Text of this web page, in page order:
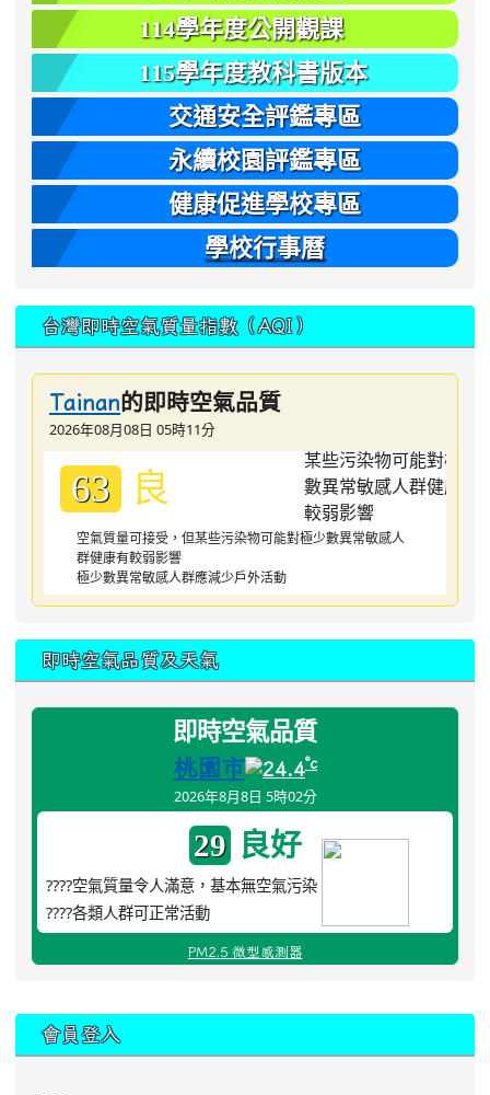
114學年度公開觀課
115學年度教科書版本
交通安全評鑑專區
永續校園評鑑專區
健康促進學校專區
學校行事曆
台灣即時空氣質量指數（AQI）
Tainan的即時空氣品質
2026年08月08日 05時11分
63 良
空氣質量可接受，但某些污染物可能對極少數異常敏感人
群健康有較弱影響
極少數異常敏感人群應減少戶外活動
即時空氣品質及天氣
即時空氣品質
桃園市 24.4°c
2026年8月8日 5時02分
29 良好
????空氣質量令人滿意，基本無空氣污染
????各類人群可正常活動
PM2.5 微型感測器
會員登入